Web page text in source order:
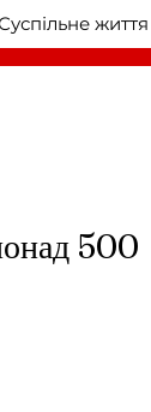
Суспільне життя
500